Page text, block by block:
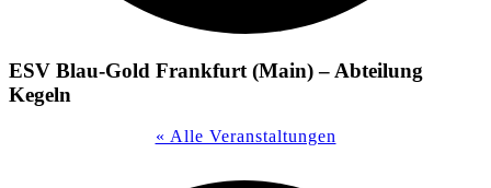
ESV Blau-Gold Frankfurt (Main) – Abteilung
Kegeln
« Alle Veranstaltungen